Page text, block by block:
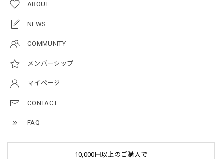
ABOUT
NEWS
COMMUNITY
メンバーシップ
マイページ
CONTACT
FAQ
10,000円以上のご購入で